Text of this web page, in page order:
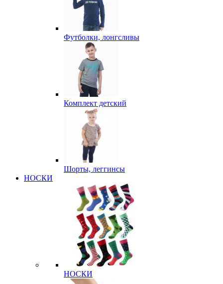
Футболки, лонгсливы
Комплект детский
Шорты, леггинсы
НОСКИ
НОСКИ